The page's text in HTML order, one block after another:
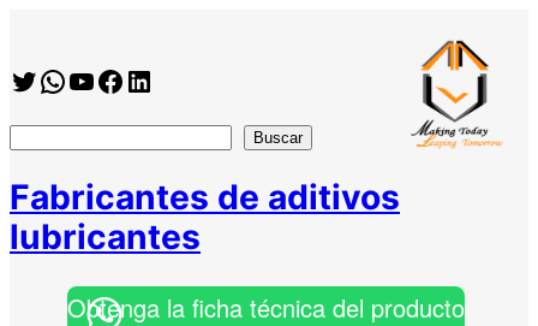
Twitter
WhatsApp
YouTube
Facebook
https://www.linkedin.com/company/shanghai-minglan-chemical-co–ltd
Buscar
Fabricantes de aditivos
lubricantes
Obtenga la ficha técnica del producto